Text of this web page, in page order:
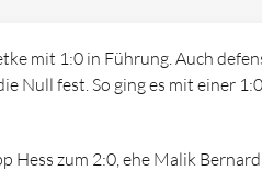
mit 1:0 in Führung. Auch
Null fest. So ging es mit einer
Hess zum 2:0, ehe Malik